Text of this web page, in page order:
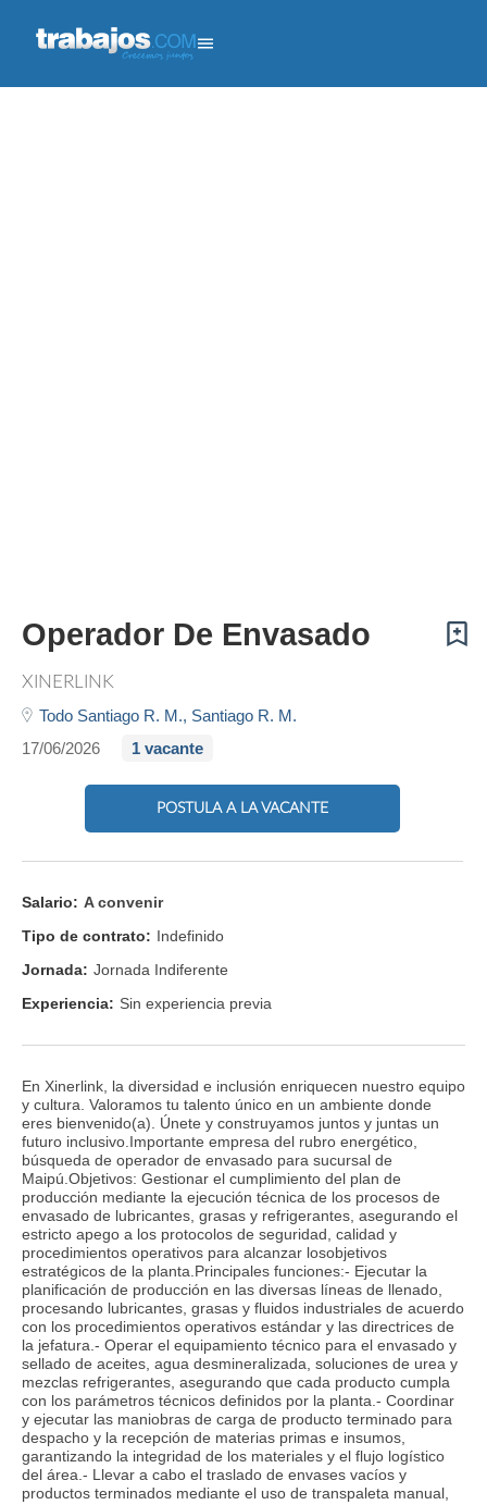
Operador De Envasado
XINERLINK
Todo Santiago R. M., Santiago R. M.
17/06/2026
1 vacante
POSTULA A LA VACANTE
Salario: A convenir
Tipo de contrato: Indefinido
Jornada: Jornada Indiferente
Experiencia: Sin experiencia previa
En Xinerlink, la diversidad e inclusión enriquecen nuestro equipo
y cultura. Valoramos tu talento único en un ambiente donde
eres bienvenido(a). Únete y construyamos juntos y juntas un
futuro inclusivo.Importante empresa del rubro energético,
búsqueda de operador de envasado para sucursal de
Maipú.Objetivos: Gestionar el cumplimiento del plan de
producción mediante la ejecución técnica de los procesos de
envasado de lubricantes, grasas y refrigerantes, asegurando el
estricto apego a los protocolos de seguridad, calidad y
procedimientos operativos para alcanzar losobjetivos
estratégicos de la planta.Principales funciones:- Ejecutar la
planificación de producción en las diversas líneas de llenado,
procesando lubricantes, grasas y fluidos industriales de acuerdo
con los procedimientos operativos estándar y las directrices de
la jefatura.- Operar el equipamiento técnico para el envasado y
sellado de aceites, agua desmineralizada, soluciones de urea y
mezclas refrigerantes, asegurando que cada producto cumpla
con los parámetros técnicos definidos por la planta.- Coordinar
y ejecutar las maniobras de carga de producto terminado para
despacho y la recepción de materias primas e insumos,
garantizando la integridad de los materiales y el flujo logístico
del área.- Llevar a cabo el traslado de envases vacíos y
productos terminados mediante el uso de transpaleta manual,